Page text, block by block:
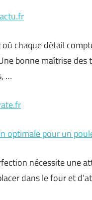
chaque détail
bonne maîtrise
…
optimale pour un
nécessite une
dans le four et